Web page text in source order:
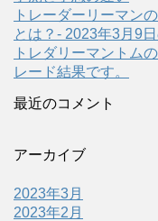
トレーダーリーマン
とは？- 2023年3月9
トレダリーマントム
レード結果です。
最近のコメント
アーカイブ
2023年3月
2023年2月